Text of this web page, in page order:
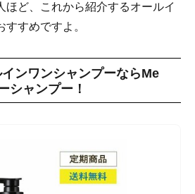
ほど、これから紹介するオールイ
すめですよ。
ンワンシャンプーならMe
シャンプー！